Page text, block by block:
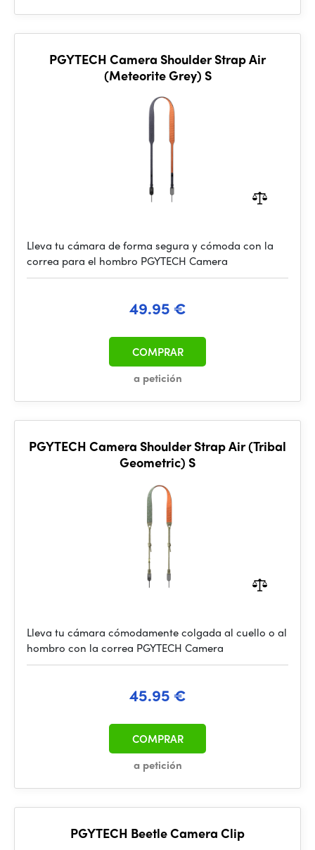
PGYTECH Camera Shoulder Strap Air
(Meteorite Grey) S
Lleva tu cámara de forma segura y cómoda con la
correa para el hombro PGYTECH Camera
49.95 €
a petición
COMPRAR
PGYTECH Camera Shoulder Strap Air (Tribal
Geometric) S
Lleva tu cámara cómodamente colgada al cuello o al
hombro con la correa PGYTECH Camera
45.95 €
a petición
COMPRAR
PGYTECH Beetle Camera Clip